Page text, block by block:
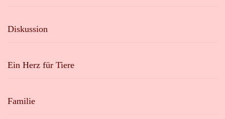
Diskussion
Ein Herz für Tiere
Familie